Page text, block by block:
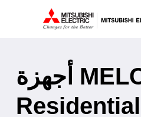
أجهزة MELCloud